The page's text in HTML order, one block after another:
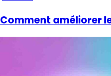
Comment améliorer